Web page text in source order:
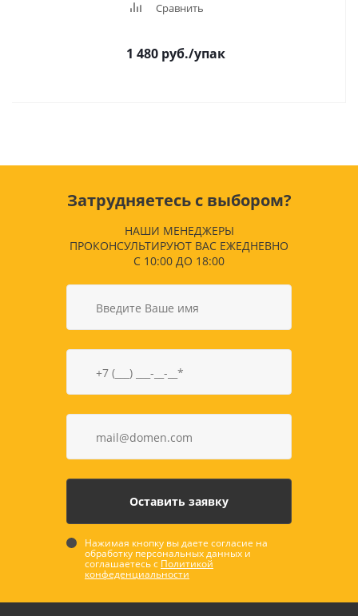
Сравнить
1 480 руб./упак
Затрудняетесь с выбором?
НАШИ МЕНЕДЖЕРЫ
ПРОКОНСУЛЬТИРУЮТ ВАС ЕЖЕДНЕВНО
С 10:00 ДО 18:00
Нажимая кнопку вы даете согласие на
обработку персональных данных и
соглашаетесь с Политикой
конфеденциальности